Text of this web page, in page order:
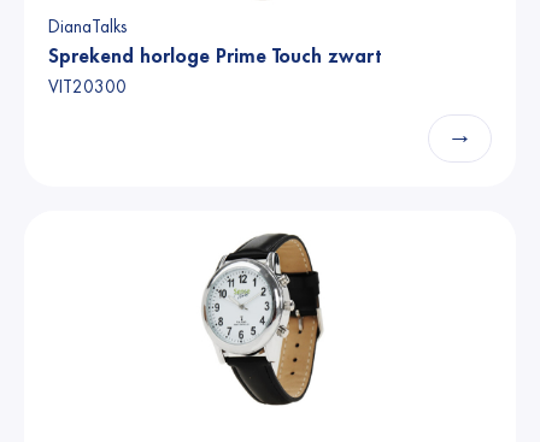
DianaTalks
Sprekend horloge Prime Touch zwart
VIT20300
→